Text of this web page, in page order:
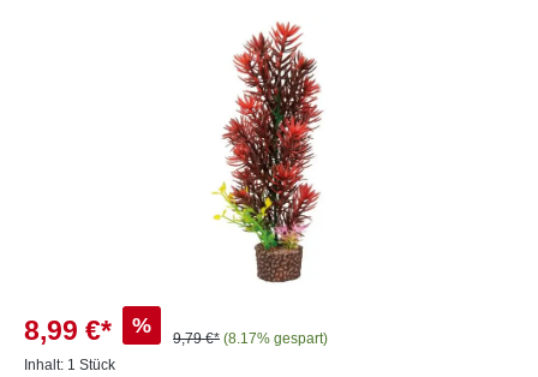
8,99 €* %
9,79 €* (8.17% gespart)
Inhalt: 1 Stück